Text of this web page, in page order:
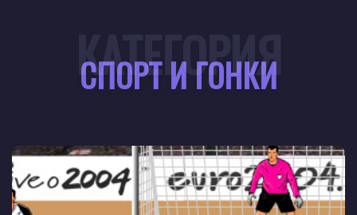
СПОРТ И ГОНКИ
КАТЕГОРИЯ